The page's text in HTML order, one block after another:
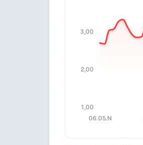
Chart with 67 data
The chart has 1 X
The chart has 1
06.05.N
1,00
2,00
3,00